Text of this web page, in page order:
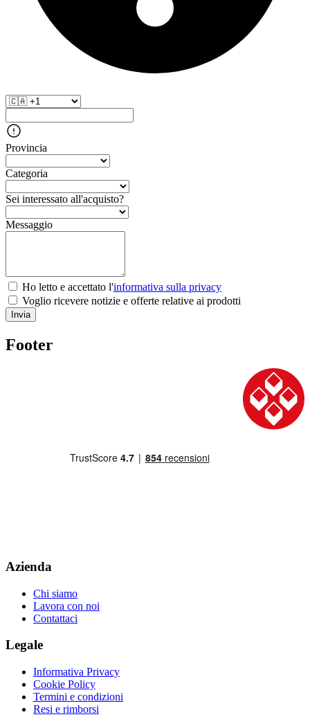
Provincia
Categoria
Sei interessato all'acquisto?
Messaggio
Ho letto e accettato l'informativa sulla privacy
Voglio ricevere notizie e offerte relative ai prodotti
Invia
Footer
Azienda
Chi siamo
Lavora con noi
Contattaci
Legale
Informativa Privacy
Cookie Policy
Termini e condizioni
Resi e rimborsi